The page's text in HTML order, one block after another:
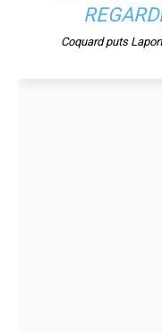
Coquard puts